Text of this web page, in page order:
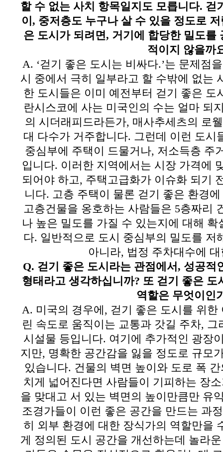
할 수 없는 사치 항목일지도 모릅니다. 걷
이 , 중저층도 누구나 살 수 있을 정도로
은 도시가 되려면, 거기에 합당한 밀도를
적이지 않을까
A. ‘걷기 좋은 도시는 비싸다.’는 문제점
시 중에서 극히 일부라고 할 수밖에 없는
한 도시들은 이미 예전부터 걷기 좋은 도
란시스코에 사는 미국인의 수는 얼마 되
의 시더래피드라든가, 매사추세츠의 로
대 다수가 거주합니다. 그런데 이런 도시
중심부에 주택이 드물거나, 저소득층 주
입니다. 이러한 지역에서는 시장 가격에
되어야 하고, 주택고급화가 이슈화 되기
니다. 고층 주택이 물론 걷기 좋은 환경
고층건물을 옹호하는 사람들은 5층짜리
나 높은 밀도를 가질 수 있는지에 대해
다. 일반적으로 도시 중심부의 밀도를 저
아니라, 법정 주차대수에
Q. 걷기 좋은 도시라는 관점에서 , 성공적
형태라고 생각하십니까? 또 걷기 좋은 도
역할은 무엇이인
A. 미국의 경우에 , 걷기 좋은 도시를 위한
린 속도로 움직이는 교통과 갓길 주차, 그
시설물 등입니다. 여기에 추가적인 광장
지만, 명확한 공간감을 잃을 정도로 규모
있습니다. 건물의 벽면 높이와 도로 폭
치게 넓어진다면 사람들이 기피하는 장
을 맞대고 서 있는 벽면의 높이만큼만 유
조경가들이 이런 좋은 공간을 만드는 과
히 외부 환경에 대한 장식가의 역할만을
게 정의된 도시 공간을 개선하는데 놀라